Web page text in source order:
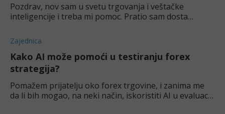
Pozdrav, nov sam u svetu trgovanja i veštačke
inteligencije i treba mi pomoc. Pratio sam dosta
koriste veštačku inteligenciju, i mogu da
Zajednica
Kako AI može pomoći u testiranju forex
strategija?
Pomažem prijatelju oko forex trgovine, i zanima me
da li bih mogao, na neki način, iskoristiti AI u evaluaciji